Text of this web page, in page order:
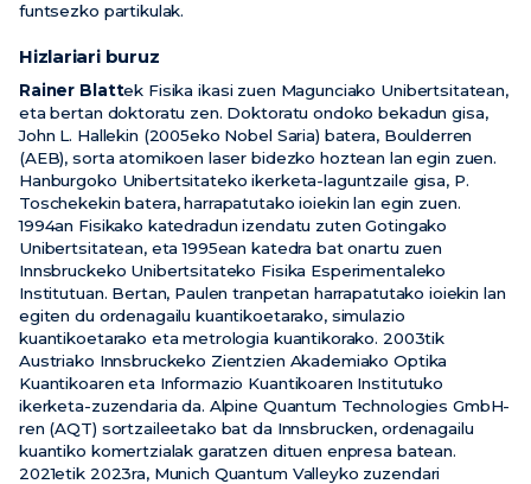
funtsezko partikulak.
Hizlariari buruz
Rainer Blattek Fisika ikasi zuen Magunciako Unibertsitatean,
eta bertan doktoratu zen. Doktoratu ondoko bekadun gisa,
John L. Hallekin (2005eko Nobel Saria) batera, Boulderren
(AEB), sorta atomikoen laser bidezko hoztean lan egin zuen.
Hanburgoko Unibertsitateko ikerketa-laguntzaile gisa, P.
Toschekekin batera, harrapatutako ioiekin lan egin zuen.
1994an Fisikako katedradun izendatu zuten Gotingako
Unibertsitatean, eta 1995ean katedra bat onartu zuen
Innsbruckeko Unibertsitateko Fisika Esperimentaleko
Institutuan. Bertan, Paulen tranpetan harrapatutako ioiekin lan
egiten du ordenagailu kuantikoetarako, simulazio
kuantikoetarako eta metrologia kuantikorako. 2003tik
Austriako Innsbruckeko Zientzien Akademiako Optika
Kuantikoaren eta Informazio Kuantikoaren Institutuko
ikerketa-zuzendaria da. Alpine Quantum Technologies GmbH-
ren (AQT) sortzaileetako bat da Innsbrucken, ordenagailu
kuantiko komertzialak garatzen dituen enpresa batean.
2021etik 2023ra, Munich Quantum Valleyko zuzendari